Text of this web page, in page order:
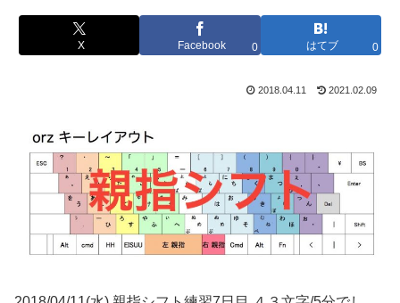
X Facebook 0 はてブ 0
2018.04.11 2021.02.09